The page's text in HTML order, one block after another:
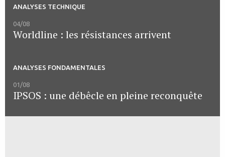
ANALYSES TECHNIQUE
04/08
Worldline : les résistances arrivent
ANALYSES FONDAMENTALES
01/08
IPSOS : une débêcle en pleine reconquête